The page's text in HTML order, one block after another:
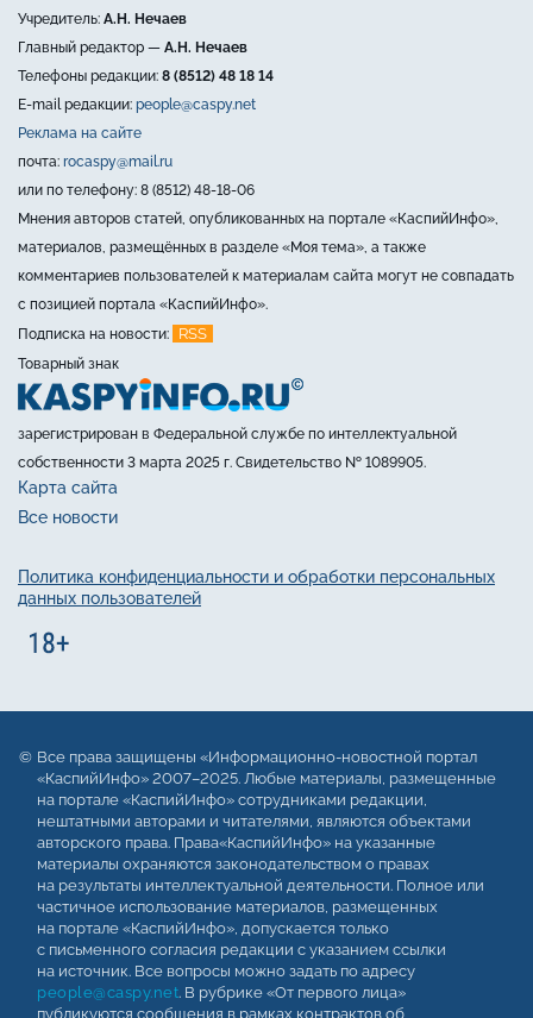
Учредитель: А.Н. Нечаев
Главный редактор — А.Н. Нечаев
Телефоны редакции: 8 (8512) 48 18 14
E-mail редакции: people@caspy.net
Реклама на сайте
почта: rocaspy@mail.ru
или по телефону: 8 (8512) 48-18-06
Мнения авторов статей, опубликованных на портале «КаспийИнфо»,
материалов, размещённых в разделе «Моя тема», а также
комментариев пользователей к материалам сайта могут не совпадать
с позицией портала «КаспийИнфо».
Подписка на новости:
RSS
Товарный знак
зарегистрирован в Федеральной службе по интеллектуальной
собственности 3 марта 2025 г. Свидетельство № 1089905.
Карта сайта
Все новости
Политика конфиденциальности и обработки персональных
данных пользователей
Все права защищены «Информационно-новостной портал
«КаспийИнфо» 2007–2025. Любые материалы, размещенные
на портале «КаспийИнфо» сотрудниками редакции,
нештатными авторами и читателями, являются объектами
авторского права. Права«КаспийИнфо» на указанные
материалы охраняются законодательством о правах
на результаты интеллектуальной деятельности. Полное или
частичное использование материалов, размещенных
на портале «КаспийИнфо», допускается только
с письменного согласия редакции с указанием ссылки
на источник. Все вопросы можно задать по адресу
people@caspy.net. В рубрике «От первого лица»
публикуются сообщения в рамках контрактов об